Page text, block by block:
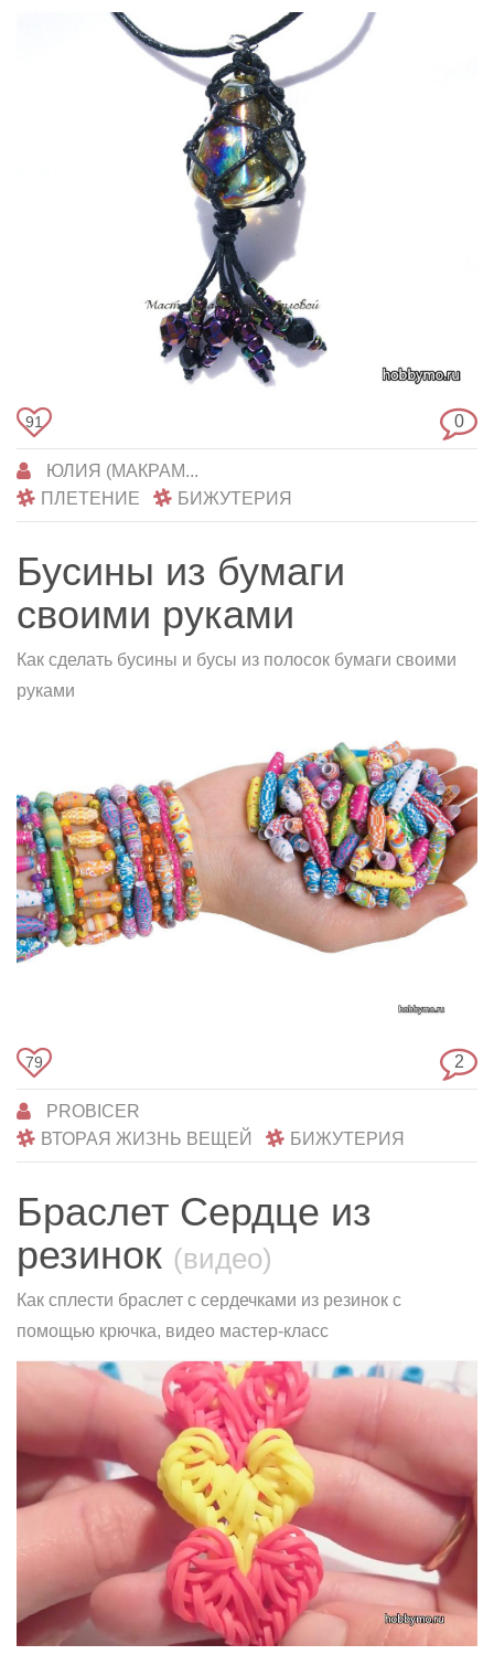
91 0
ЮЛИЯ (МАКРАМ...
ПЛЕТЕНИЕ
БИЖУТЕРИЯ
Бусины из бумаги
своими руками
Как сделать бусины и бусы из полосок бумаги своими
руками
79 2
PROBICER
ВТОРАЯ ЖИЗНЬ ВЕЩЕЙ
БИЖУТЕРИЯ
Браслет Сердце из
резинок (видео)
Как сплести браслет с сердечками из резинок с
помощью крючка, видео мастер-класс